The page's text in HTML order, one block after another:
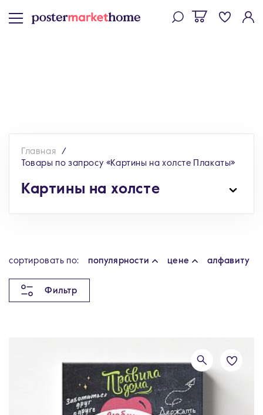
Главная
Товары по запросу «Картины на холсте Плакаты»
Картины на холсте
cортировать по: популярности цене алфавиту
Фильтр